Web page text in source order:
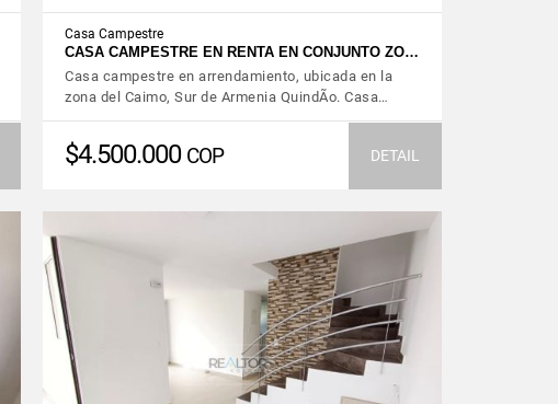
Casa Campestre
CASA CAMPESTRE EN RENTA EN CONJUNTO ZO…
Casa campestre en arrendamiento, ubicada en la
zona del Caimo, Sur de Armenia QuindÃ­o. Casa…
$4.500.000 COP DETAIL
VIEW DETAILS